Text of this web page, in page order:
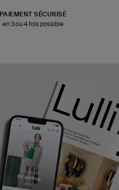
PAIEMENT SÉCURISÉ
en 3 ou 4 fois possible